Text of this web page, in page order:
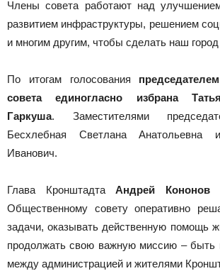
Члены совета работают над
развитием инфраструктуры, решением
и многим другим, чтобы сделать наш
По итогам голосования
совета единогласно избрана
Гаркуша. Заместителями
Бесхлебная Светлана
Иванович.
Глава КронштадтаАндрей Кононов
Общественному совету оперативно
задачи, оказывать действенную помощь
продолжать свою важную миссию –
между администрацией и жителями